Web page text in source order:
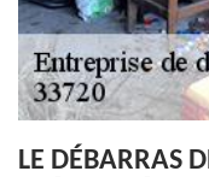
LE DÉBARRAS